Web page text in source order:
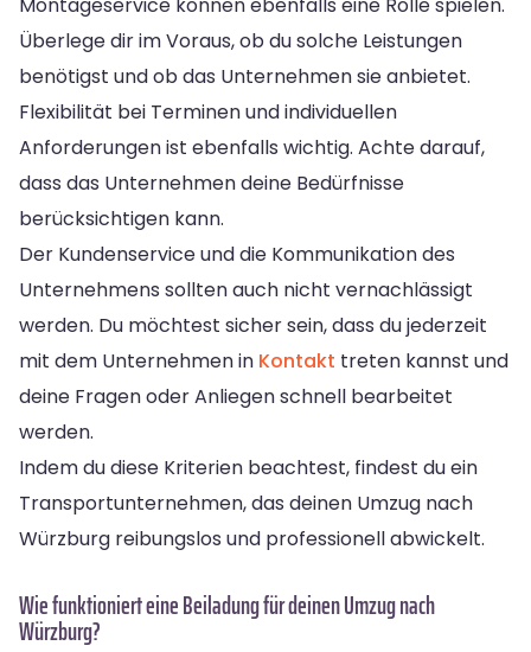
Überlege dir im Voraus, ob du solche Leistungen
benötigst und ob das Unternehmen sie anbietet.
Flexibilität bei Terminen und individuellen
Anforderungen ist ebenfalls wichtig. Achte darauf,
dass das Unternehmen deine Bedürfnisse
berücksichtigen kann.
Der Kundenservice und die Kommunikation des
Unternehmens sollten auch nicht vernachlässigt
werden. Du möchtest sicher sein, dass du jederzeit
mit dem Unternehmen in Kontakt treten kannst und
deine Fragen oder Anliegen schnell bearbeitet
werden.
Indem du diese Kriterien beachtest, findest du ein
Transportunternehmen, das deinen Umzug nach
Würzburg reibungslos und professionell abwickelt.
Wie funktioniert eine Beiladung für deinen Umzug nach
Würzburg?